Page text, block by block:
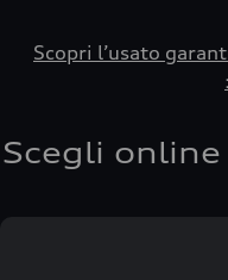
Scopri l’usato
Scegli